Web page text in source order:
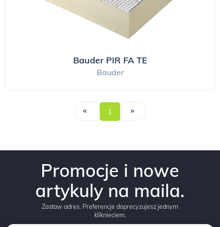
Bauder PIR FA TE
Bauder
1
Promocje i nowe
artykuly na maila.
Zostaw adres. Preferencje doprecyzujesz jednym
kliknieciem.